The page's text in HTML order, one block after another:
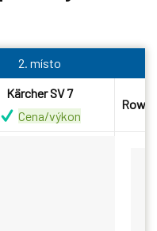
2. místo
Kärcher SV 7
Cena/výkon